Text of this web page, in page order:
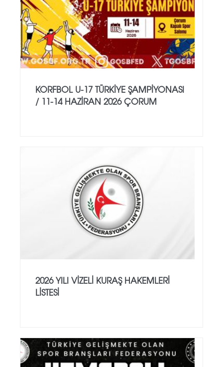
KORFBOL U-17 TÜRKİYE ŞAMPİYONASI
/ 11-14 HAZİRAN 2026 ÇORUM
2026 YILI VİZELİ KURAŞ HAKEMLERİ
LİSTESİ